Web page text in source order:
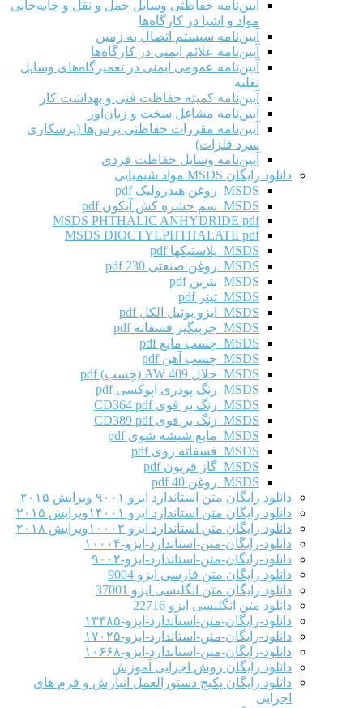
آیین‌نامه حفاظتی وسایل حمل و نقل و جابه‌جایی
مواد و اشیا در کارگاه‌ها
آیین‌نامه سیستم اتصال به زمین
آیین‌نامه علائم ایمنی در کارگاه‌ها
آیین‌نامه عمومی ایمنی در تعمیرگاه‌های وسایل
نقلیه
آیین‌نامه کمیته حفاظت فنی و بهداشت کار
آیین‌نامه مشاغل سخت و زیان‌آور
آیین‌نامه مقررات حفاظتی پرس‌ها (پرسکاری
سرد فلزات)
آیین‌نامه وسایل حفاظت فردی
دانلود رایگان MSDS مواد شیمیایی
MSDS روغن هیدرولیک pdf
MSDS سم حشره کش آیکون pdf
MSDS PHTHALIC ANHYDRIDE pdf
MSDS DIOCTYLPHTHALATE pdf
MSDS پلاستیکها pdf
MSDS روغن صنعتی 230 pdf
MSDS بنزین pdf
MSDS تینر pdf
MSDS ایزو بوتیل الکل pdf
MSDS چربیگیر فسفاته pdf
MSDS چسب مایع pdf
MSDS چسب آهن pdf
MSDS حلال AW 409 (چسب) pdf
MSDS رنگ پودری اپوکسی pdf
MSDS زنگ بر قوی CD364 pdf
MSDS زنگ بر قوی CD389 pdf
MSDS مایع شیشه شوی pdf
MSDS فسفاته روی pdf
MSDS گاز فریون pdf
MSDS روغن 40 pdf
دانلود رایگان متن استاندارد ایزو ۹۰۰۱ ویرایش ۲۰۱۵
دانلود رایگان متن استاندارد ایزو ۱۴۰۰۱ویرایش ۲۰۱۵
دانلود رایگان متن استاندارد ایزو ۱۰۰۰۲ویرایش ۲۰۱۸
دانلود-رایگان-متن-استاندارد-ایزو-۱۰۰۰۴
دانلود-رایگان-متن-استاندارد-ایزو-۹۰۰۲
دانلود رایگان متن فارسی ایزو 9004
دانلود رایگان متن انگلیسی ایزو 37001
دانلود متن انگلیسی ایزو 22716
دانلود-رایگان-متن-استاندارد-ایزو-۱۳۴۸۵
دانلود-رایگان-متن-استاندارد-ایزو-۱۷۰۲۵
دانلود-رایگان-متن-استاندارد-ایزو-۱۰۶۶۸
دانلود رایگان روش اجرایی آموزش
دانلود رایگان پکیج دستورالعمل انبارش و فرم های
اجرایی